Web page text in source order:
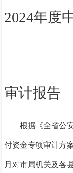
2024年度
转
审计报告
根据《全省公
付资金专项审计方
月 对市局机关及各